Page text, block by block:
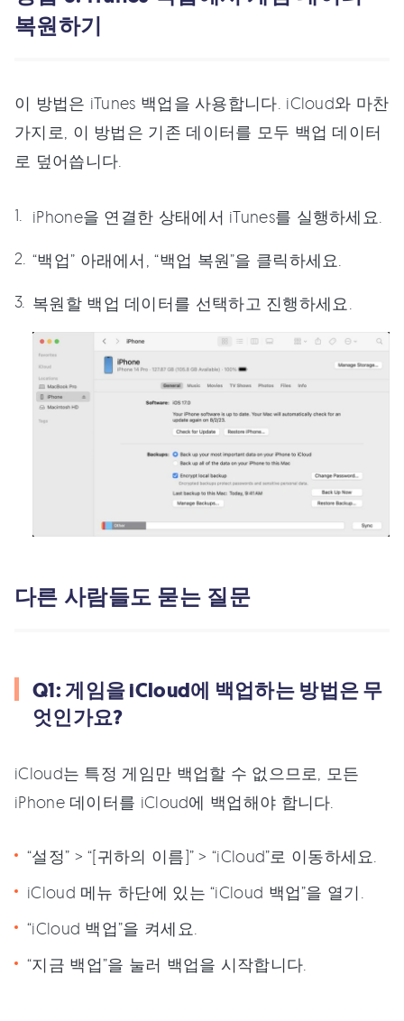
복원하기
이 방법은 iTunes 백업을 사용합니다. iCloud와 마찬
가지로, 이 방법은 기존 데이터를 모두 백업 데이터
로 덮어씁니다.
iPhone을 연결한 상태에서 iTunes를 실행하세요.
“백업” 아래에서, “백업 복원”을 클릭하세요.
복원할 백업 데이터를 선택하고 진행하세요.
다른 사람들도 묻는 질문
Q1: 게임을 iCloud에 백업하는 방법은 무
엇인가요?
iCloud는 특정 게임만 백업할 수 없으므로, 모든
iPhone 데이터를 iCloud에 백업해야 합니다.
“설정” > “[귀하의 이름]” > “iCloud”로 이동하세요.
iCloud 메뉴 하단에 있는 “iCloud 백업”을 열기.
“iCloud 백업”을 켜세요.
“지금 백업”을 눌러 백업을 시작합니다.